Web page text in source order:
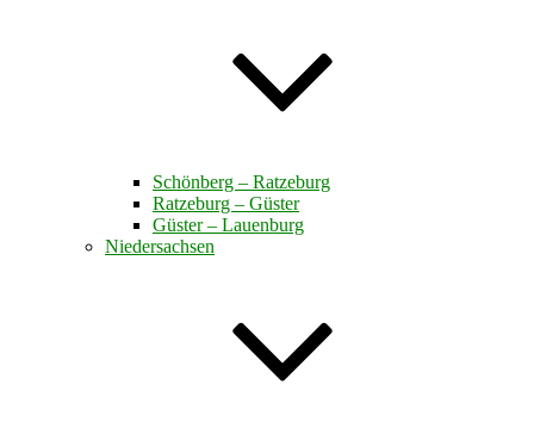
Schönberg – Ratzeburg
Ratzeburg – Güster
Güster – Lauenburg
Niedersachsen